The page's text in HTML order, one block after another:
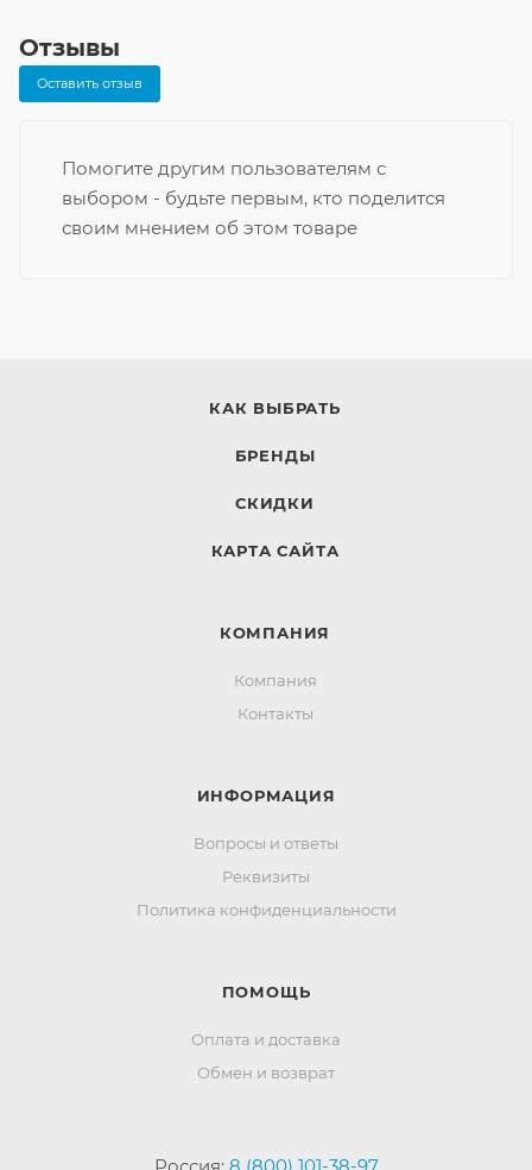
Отзывы
Оставить отзыв
Помогите другим пользователям с
выбором - будьте первым, кто поделится
своим мнением об этом товаре
КАК ВЫБРАТЬ
БРЕНДЫ
СКИДКИ
КАРТА САЙТА
КОМПАНИЯ
Компания
Контакты
ИНФОРМАЦИЯ
Вопросы и ответы
Реквизиты
Политика конфиденциальности
ПОМОЩЬ
Оплата и доставка
Обмен и возврат